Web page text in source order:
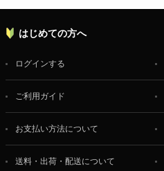
はじめての方へ
ログインする
ご利用ガイド
お支払い方法について
送料・出荷・配送について